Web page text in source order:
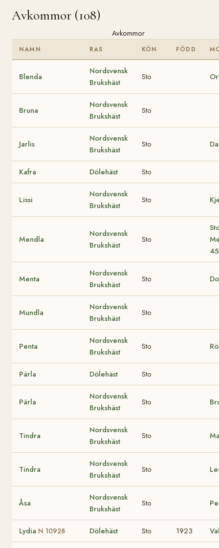
Avkommor (108)
Avkommor
NAMN RAS KÖN FÖDD
Blenda
Nordsvensk
Brukshäst
Sto
Bruna
Nordsvensk
Brukshäst
Sto
Jarlis
Nordsvensk
Brukshäst
Sto
Kafra Dölehäst Sto
Lissi
Nordsvensk
Brukshäst
Sto
Mendla
Nordsvensk
Brukshäst
Sto
Menta
Nordsvensk
Brukshäst
Sto
Mundla
Nordsvensk
Brukshäst
Sto
Penta
Nordsvensk
Brukshäst
Sto
Pärla Dölehäst Sto
Pärla
Nordsvensk
Brukshäst
Sto
Tindra
Nordsvensk
Brukshäst
Sto
Tindra
Nordsvensk
Brukshäst
Sto
Åsa
Nordsvensk
Brukshäst
Sto
Lydia N 10928 Dölehäst Sto 1923